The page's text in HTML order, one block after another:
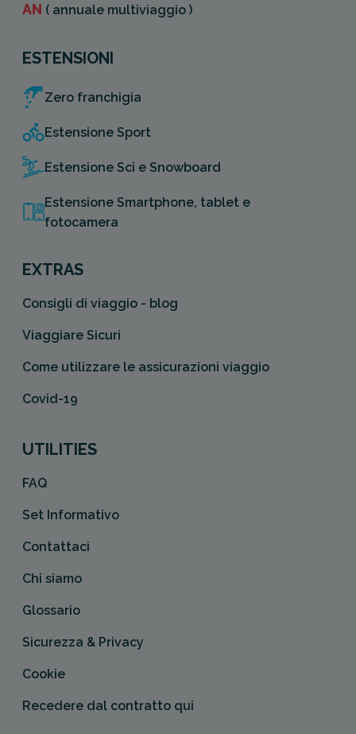
AN ( annuale multiviaggio )
ESTENSIONI
Zero franchigia
Estensione Sport
Estensione Sci e Snowboard
Estensione Smartphone, tablet e
fotocamera
EXTRAS
Consigli di viaggio - blog
Viaggiare Sicuri
Come utilizzare le assicurazioni viaggio
Covid-19
UTILITIES
FAQ
Set Informativo
Contattaci
Chi siamo
Glossario
Sicurezza & Privacy
Cookie
Recedere dal contratto qui